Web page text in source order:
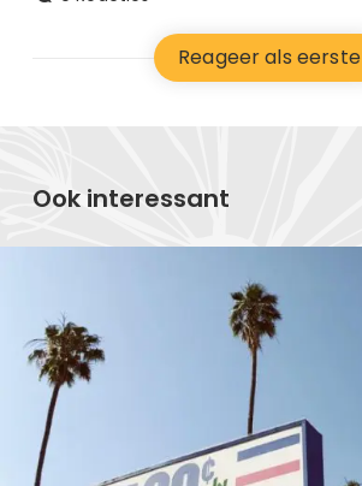
Reageer als eerste
Ook interessant